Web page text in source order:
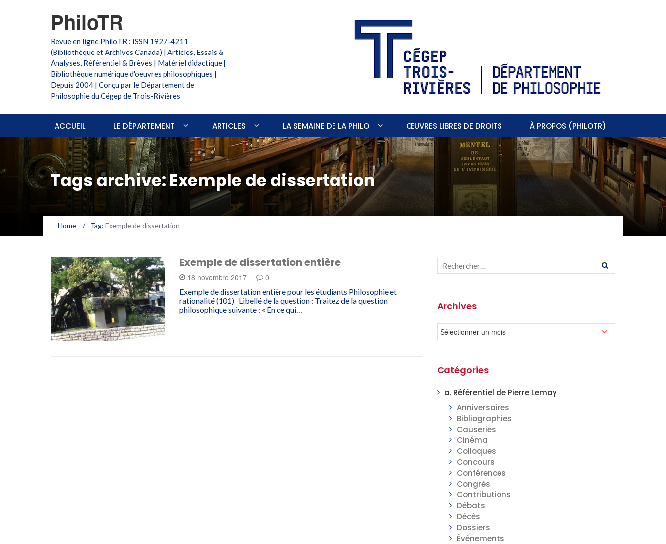
PhiloTR
Revue en ligne PhiloTR : ISSN 1927-4211
(Bibliothèque et Archives Canada) | Articles, Essais &
Analyses, Référentiel & Brèves | Matériel didactique |
Bibliothèque numérique d'oeuvres philosophiques |
Depuis 2004 | Conçu par le Département de
Philosophie du Cégep de Trois-Rivières
ACCUEIL LE DÉPARTEMENT ARTICLES LA SEMAINE DE LA PHILO ŒUVRES LIBRES DE DROITS À PROPOS (PHILOTR)
Tags archive: Exemple de dissertation
Home / Tag: Exemple de dissertation
Exemple de dissertation entière
18 novembre 2017 0
Exemple de dissertation entière pour les étudiants Philosophie et
rationalité (101) Libellé de la question : Traitez de la question
philosophique suivante : « En ce qui…
Archives
Catégories
a. Référentiel de Pierre Lemay
Anniversaires
Bibliographies
Causeries
Cinéma
Colloques
Concours
Conférences
Congrès
Contributions
Débats
Décès
Dossiers
Événements